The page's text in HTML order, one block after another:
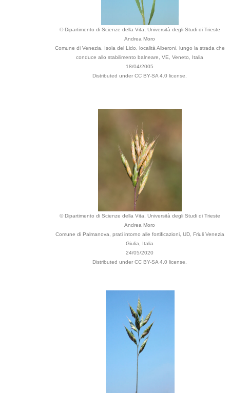
© Dipartimento di Scienze della Vita, Università degli Studi di Trieste
Andrea Moro
Comune di Venezia, Isola del Lido, località Alberoni, lungo la strada che
conduce allo stabilimento balneare, VE, Veneto, Italia
18/04/2005
Distributed under CC BY-SA 4.0 license.
© Dipartimento di Scienze della Vita, Università degli Studi di Trieste
Andrea Moro
Comune di Palmanova, prati intorno alle fortificazioni, UD, Friuli Venezia
Giulia, Italia
24/05/2020
Distributed under CC BY-SA 4.0 license.